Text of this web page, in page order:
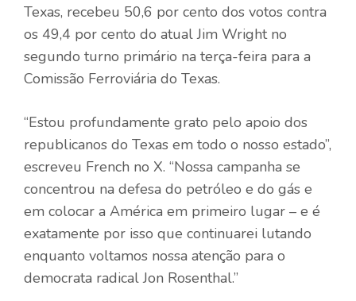
Texas, recebeu 50,6 por cento dos votos contra
os 49,4 por cento do atual Jim Wright no
segundo turno primário na terça-feira para a
Comissão Ferroviária do Texas.
“Estou profundamente grato pelo apoio dos
republicanos do Texas em todo o nosso estado”,
escreveu French no X. “Nossa campanha se
concentrou na defesa do petróleo e do gás e
em colocar a América em primeiro lugar – e é
exatamente por isso que continuarei lutando
enquanto voltamos nossa atenção para o
democrata radical Jon Rosenthal.”